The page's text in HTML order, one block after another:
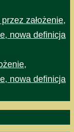
założenie,
nowa definicja
nowa definicja